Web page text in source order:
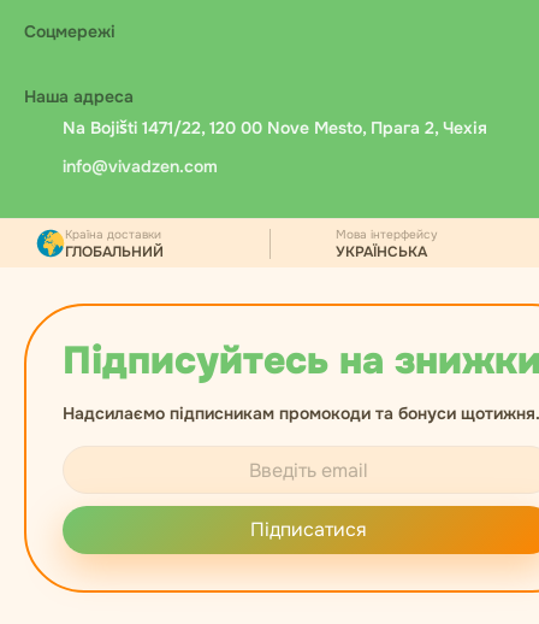
Соцмережі
Наша адреса
Na Bojišti 1471/22, 120 00 Nove Mesto, Прага 2, Чехія
info@vivadzen.com
Підписуйтесь на
Надсилаємо підписникам промокоди та бонуси щотижня.
Підписатися
Країна доставки
ГЛОБАЛЬНИЙ
Мова інтерфейсу
УКРАЇНСЬКА